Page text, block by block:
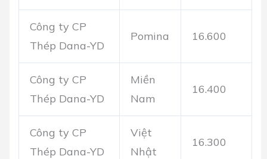
Công ty CP
Thép Dana-YD
Pomina 16.600
Công ty CP
Thép Dana-YD
Miền
Nam
16.400
Công ty CP
Thép Dana-YD
Việt
Nhật
16.300